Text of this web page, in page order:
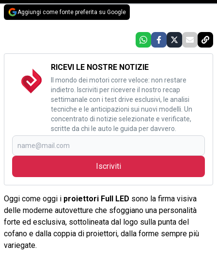
Aggiungi come fonte preferita su Google
RICEVI LE NOSTRE NOTIZIE
Il mondo dei motori corre veloce: non restare
indietro. Iscriviti per ricevere il nostro recap
settimanale con i test drive esclusivi, le analisi
tecniche e le anticipazioni sui nuovi modelli. Un
concentrato di notizie selezionate e verificate,
scritte da chi le auto le guida per davvero.
Iscriviti
Oggi come oggi i proiettori Full LED sono la firma visiva
delle moderne autovetture che sfoggiano una personalità
forte ed esclusiva, sottolineata dal logo sulla punta del
cofano e dalla coppia di proiettori, dalla forme sempre più
variegate.